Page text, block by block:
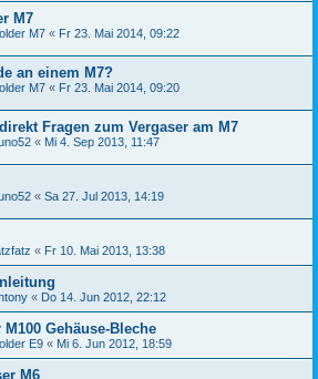
M7
M7 « Fr 23. Mai 2014, 09:22
an einem M7?
M7 « Fr 23. Mai 2014, 09:20
Fragen zum Vergaser am M7
« Mi 4. Sep 2013, 11:47
« Sa 27. Jul 2013, 14:19
« Fr 10. Mai 2013, 13:38
« Do 14. Jun 2012, 22:12
Gehäuse-Bleche
E9 « Mi 6. Jun 2012, 18:59
M6